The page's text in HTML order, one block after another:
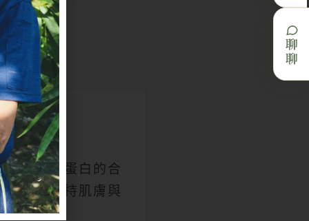
素 C
體內膠原蛋白的合
有助於維持肌膚與
的健康。
聊聊